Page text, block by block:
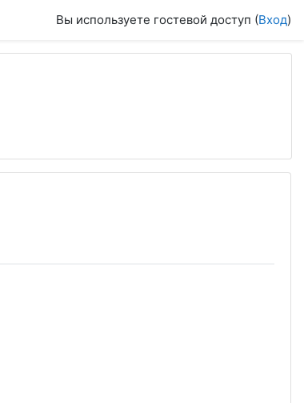
Вы используете гостевой доступ (Вход)